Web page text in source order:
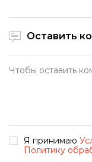
Оставить
Я принимаю
Политику